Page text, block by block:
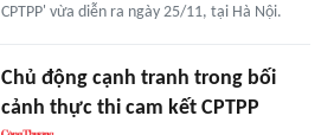
CPTPP' vừa diễn ra ngày 25/11, tại Hà Nội.
Chủ động cạnh tranh trong bối
cảnh thực thi cam kết CPTPP